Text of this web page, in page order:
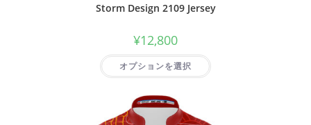
Storm Design 2109 Jersey
¥12,800
オプションを選択